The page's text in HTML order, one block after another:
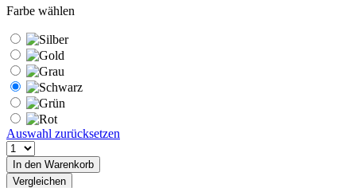
Farbe wählen
Auswahl zurücksetzen
In den Warenkorb
Vergleichen